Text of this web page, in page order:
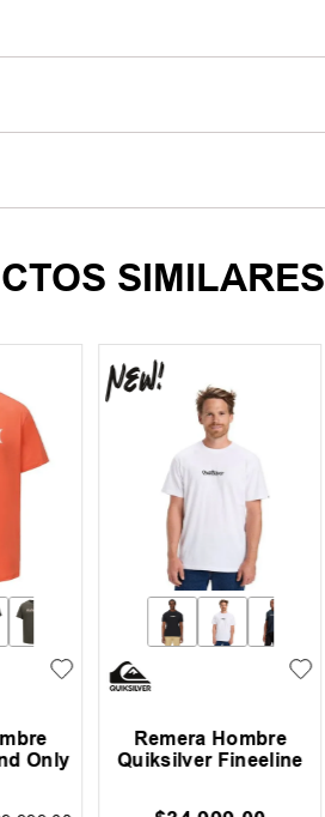
SIMILARES
Only
Remera Hombre
Quiksilver Fineeline